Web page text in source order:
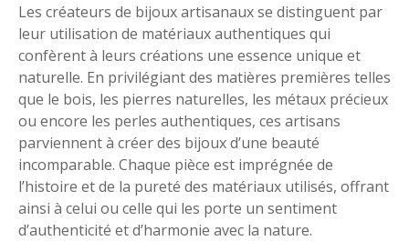
Les créateurs de bijoux artisanaux se distinguent par
leur utilisation de matériaux authentiques qui
confèrent à leurs créations une essence unique et
naturelle. En privilégiant des matières premières telles
que le bois, les pierres naturelles, les métaux précieux
ou encore les perles authentiques, ces artisans
parviennent à créer des bijoux d’une beauté
incomparable. Chaque pièce est imprégnée de
l’histoire et de la pureté des matériaux utilisés, offrant
ainsi à celui ou celle qui les porte un sentiment
d’authenticité et d’harmonie avec la nature.